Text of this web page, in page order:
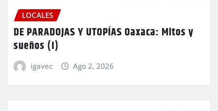
LOCALES
DE PARADOJAS Y UTOPÍAS Oaxaca: Mitos y
sueños (I)
igavec Ago 2, 2026